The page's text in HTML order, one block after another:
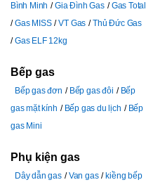
Bình Minh
Gia Đình Gas
Gas Total
Gas MISS
VT Gas
Thủ Đức Gas
Gas ELF 12kg
Bếp gas
Bếp gas đơn Bếp gas đôi
Bếp
gas mặt kính
Bếp gas du lịch
Bếp
gas Mini
Phụ kiện gas
Dây dẫn gas Van gas
kiềng bếp